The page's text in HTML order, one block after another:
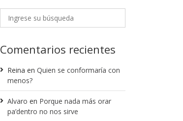
Comentarios recientes
Reina en Quien se conformaría con
menos?
Alvaro en Porque nada más orar
pa’dentro no nos sirve